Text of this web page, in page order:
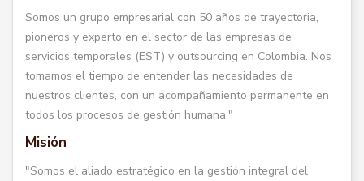
Somos un grupo empresarial con 50 años de trayectoria,
pioneros y experto en el sector de las empresas de
servicios temporales (EST) y outsourcing en Colombia. Nos
tomamos el tiempo de entender las necesidades de
nuestros clientes, con un acompañamiento permanente en
todos los procesos de gestión humana."
Misión
"Somos el aliado estratégico en la gestión integral del